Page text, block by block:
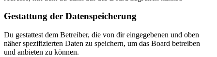
Gestattung der Datenspeicherung
Du gestattest dem Betreiber, die von dir eingegebenen und oben
näher spezifizierten Daten zu speichern, um das Board betreiben
und anbieten zu können.